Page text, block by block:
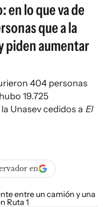
lo que va de
que a la
piden aumentar
404 personas
19.725
Unasev cedidos a El
en